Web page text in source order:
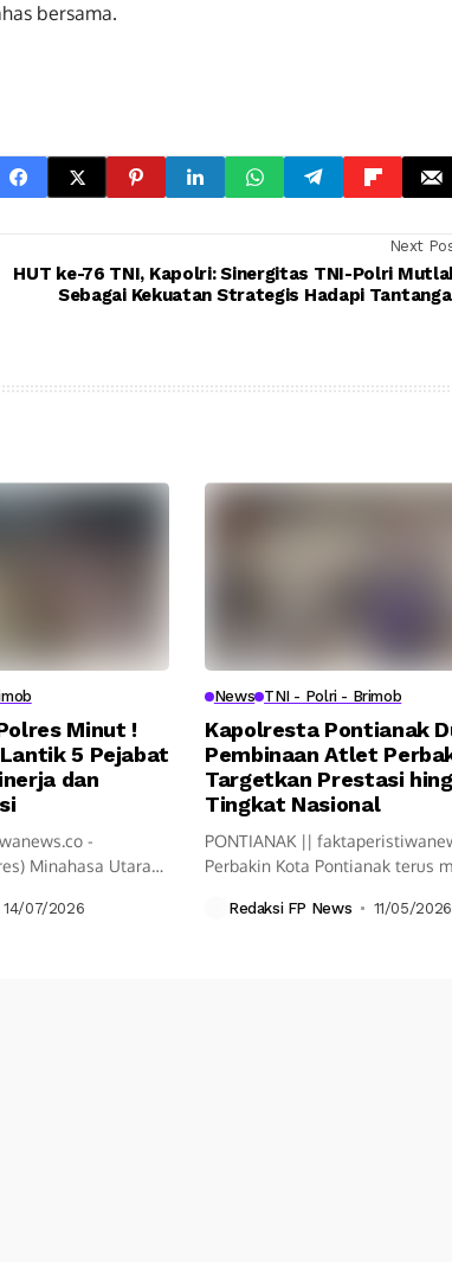
bersama.
Next
HUT ke-76 TNI, Kapolri: Sinergitas TNI-Polri
Sebagai Kekuatan Strategis Hadapi
Minut !
5 Pejabat
dan
-
Minahasa Utara
14/07/2026
News TNI - Polri - Brimob
Kapolresta Pontianak
Pembinaan Atlet
Targetkan Prestasi
Tingkat Nasional
PONTIANAK ||
Perbakin Kota Pontianak terus
Redaksi FP News 11/05/2026